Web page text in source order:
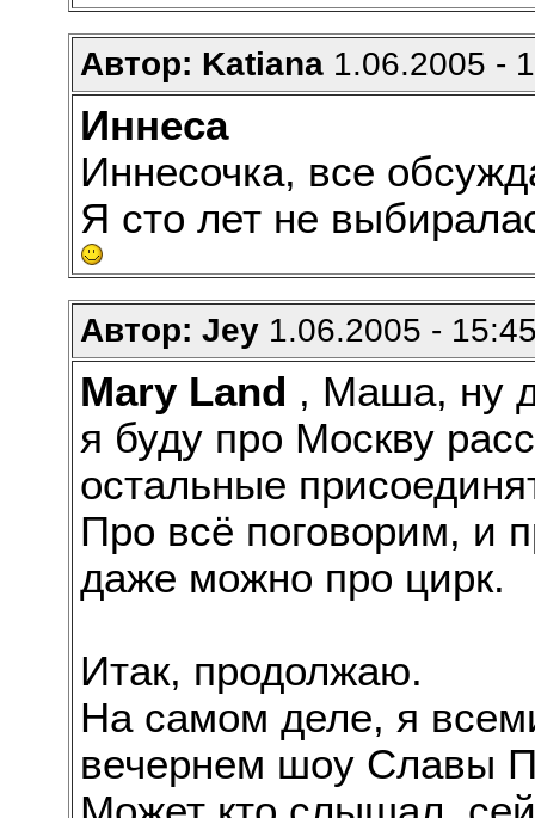
Автор: Katiana1.06.2005 -
Иннеса
Иннесочка, все
Я сто лет не
Автор: Jey1.06.2005 -
Mary Land , Маша, ну
я буду про Москву
остальные
Про всё поговорим, и
даже можно про цирк.
Итак, продолжаю.
На самом деле, я
вечернем шоу Славы